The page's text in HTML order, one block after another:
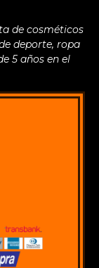
de cosméticos
deporte, ropa
5 años en el